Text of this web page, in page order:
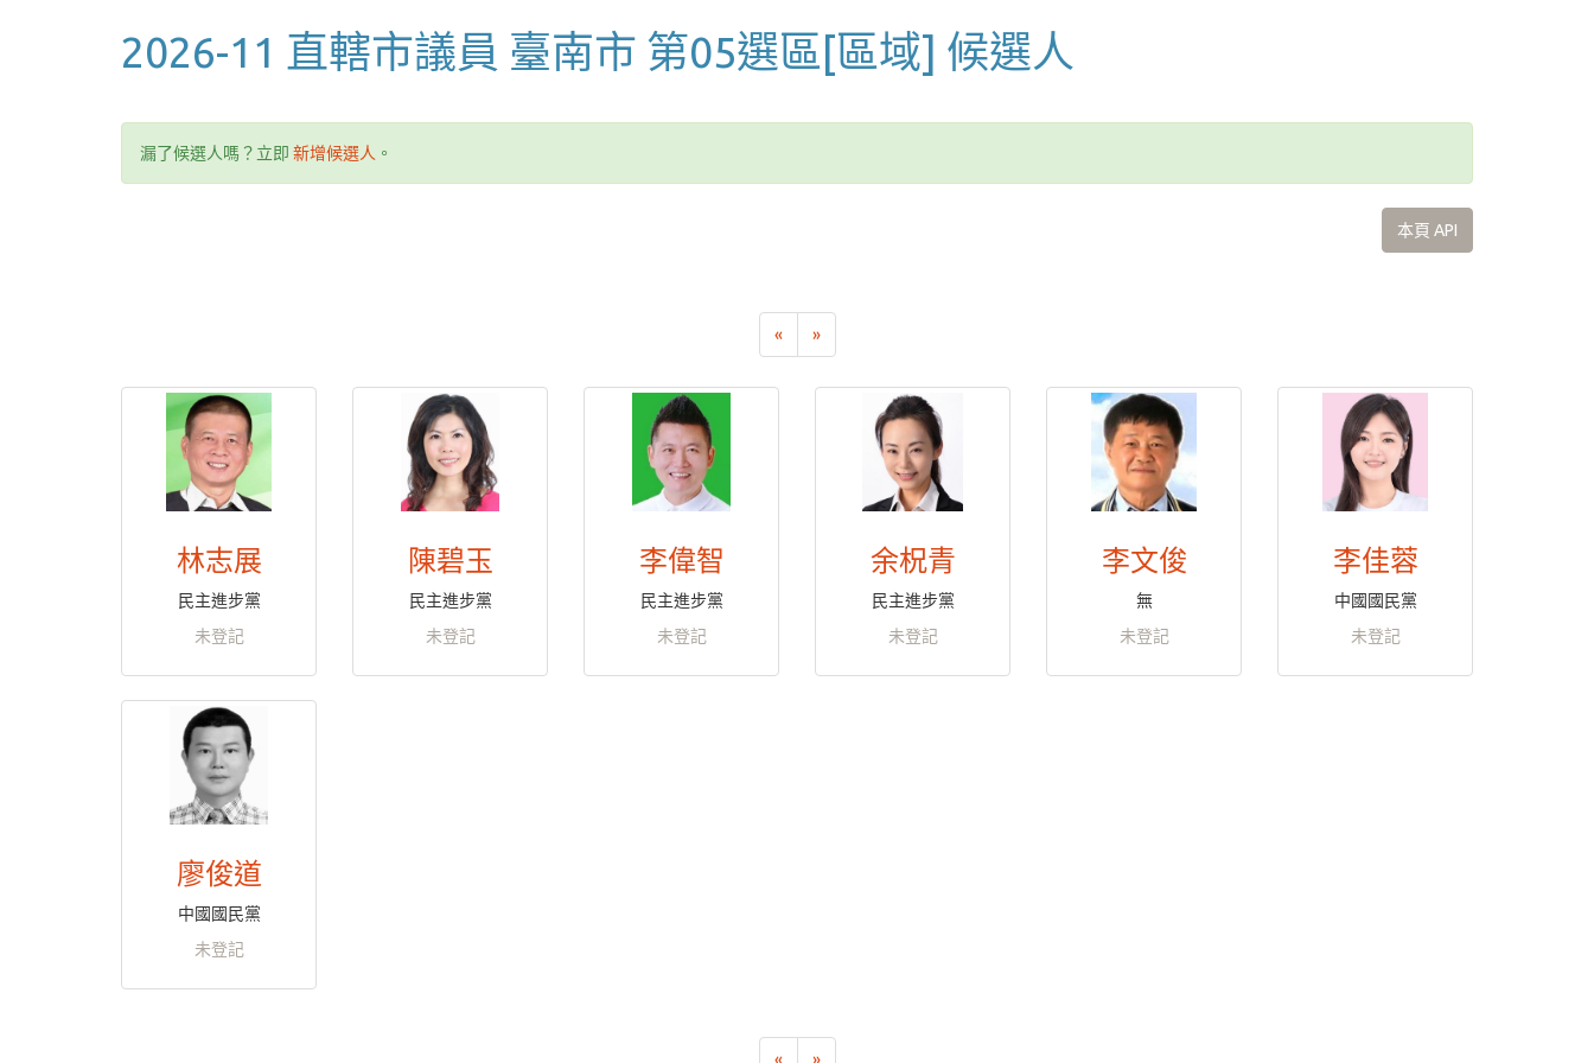
2026-11 直轄市議員 臺南市 第05選區[區域] 候選人
漏了候選人嗎？立即 新增候選人 。
本頁 API
« »
林志展
民主進步黨
未登記
陳碧玉
民主進步黨
未登記
李偉智
民主進步黨
未登記
余柷青
民主進步黨
未登記
李文俊
無
未登記
李佳蓉
中國國民黨
未登記
廖俊道
中國國民黨
未登記